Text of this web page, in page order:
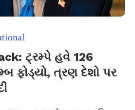
ટ્રમ્પે હવે 126
ફોડ્યો, ત્રણ દેશો પર